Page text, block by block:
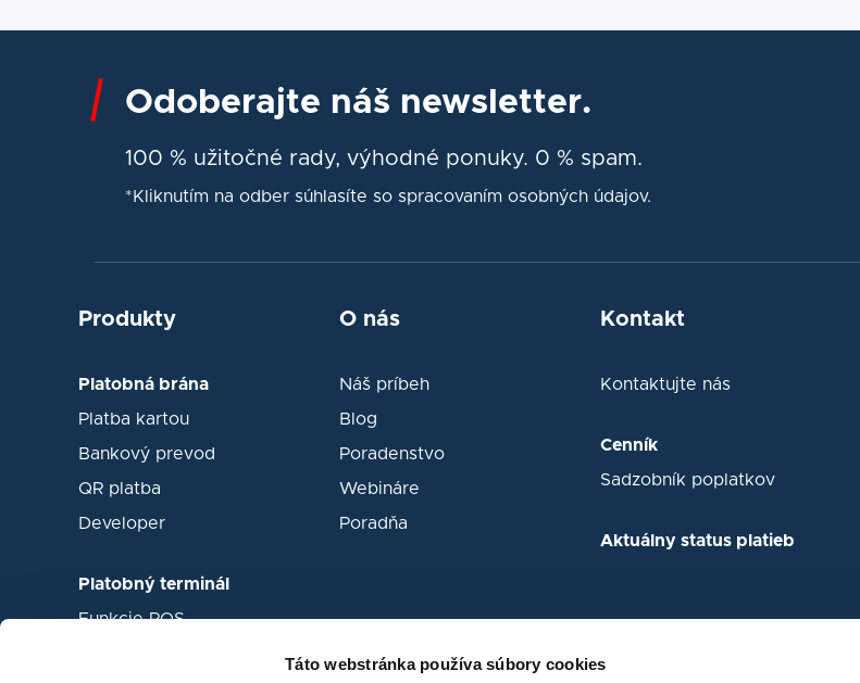
Táto webstránka používa súbory cookies
Odoberajte náš newsletter.
100 % užitočné rady, výhodné ponuky. 0 % spam.
*Kliknutím na odber súhlasíte so spracovaním osobných údajov.
Produkty
Platobná brána
Platba kartou
Bankový prevod
QR platba
Developer
Platobný terminál
Funkcie POS
O nás
Náš príbeh
Blog
Poradenstvo
Webináre
Poradňa
Kontakt
Kontaktujte nás
Cenník
Sadzobník poplatkov
Aktuálny status platieb